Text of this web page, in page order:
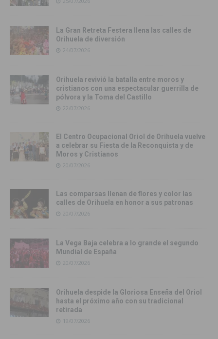
La Gran Retreta Festera llena las calles de
Orihuela de diversión
24/07/2026
Orihuela revivió la batalla entre moros y
cristianos con una espectacular guerrilla de
pólvora y la Toma del Castillo
22/07/2026
El Centro Ocupacional Oriol de Orihuela vuelve
a celebrar su Fiesta de la Reconquista y de
Moros y Cristianos
20/07/2026
Las comparsas llenan de flores y color las
calles de Orihuela en honor a sus patronas
20/07/2026
La Vega Baja celebra a lo grande el segundo
Mundial de España
20/07/2026
Orihuela despide la Gloriosa Enseña del Oriol
hasta el próximo año con su tradicional
retirada
19/07/2026